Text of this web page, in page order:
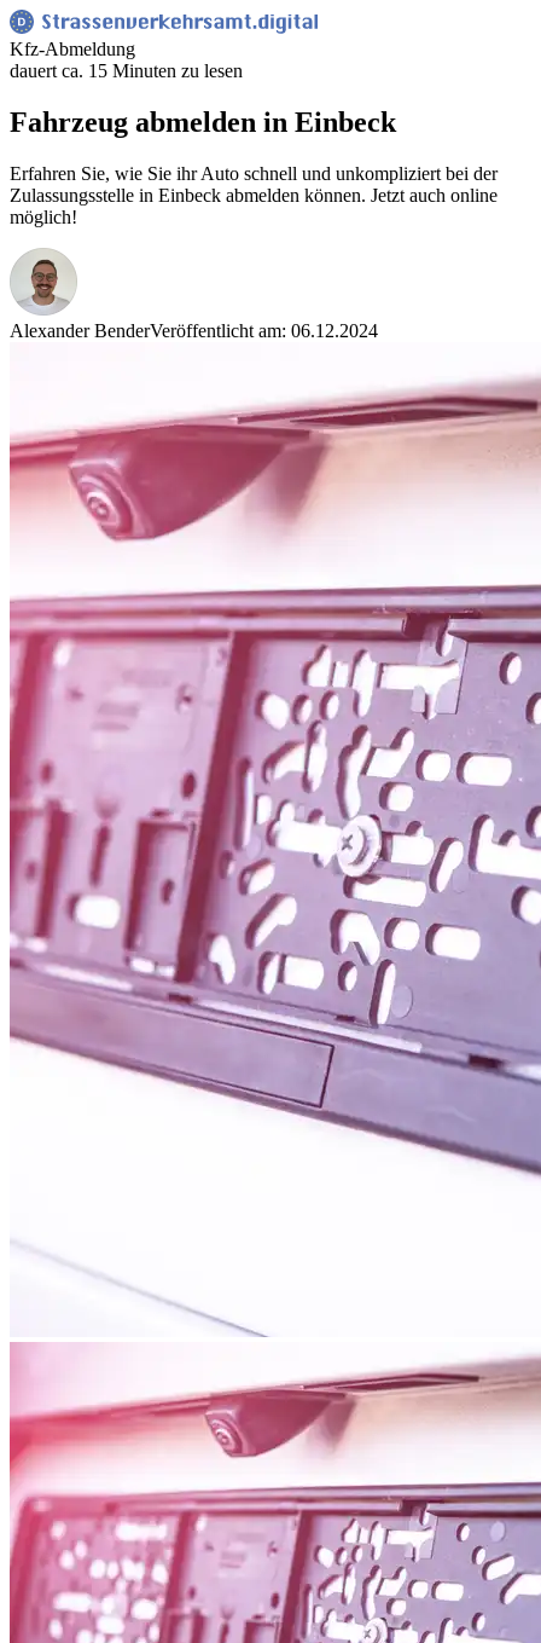
Kfz-Abmeldung
dauert ca. 15 Minuten zu lesen
Fahrzeug abmelden in Einbeck
Erfahren Sie, wie Sie ihr Auto schnell und unkompliziert bei der
Zulassungsstelle in Einbeck abmelden können. Jetzt auch online
möglich!
Alexander BenderVeröffentlicht am: 06.12.2024